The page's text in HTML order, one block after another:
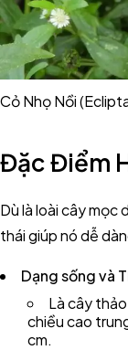
Cỏ Nhọ Nồi
Đặc Điểm
Dù là loài cây mọc
thái giúp nó dễ
Dạng sống và
Là cây thảo
chiều cao
cm.